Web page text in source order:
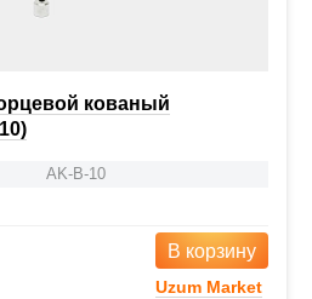
кованый
AK-B-10
В корзину
Uzum Market